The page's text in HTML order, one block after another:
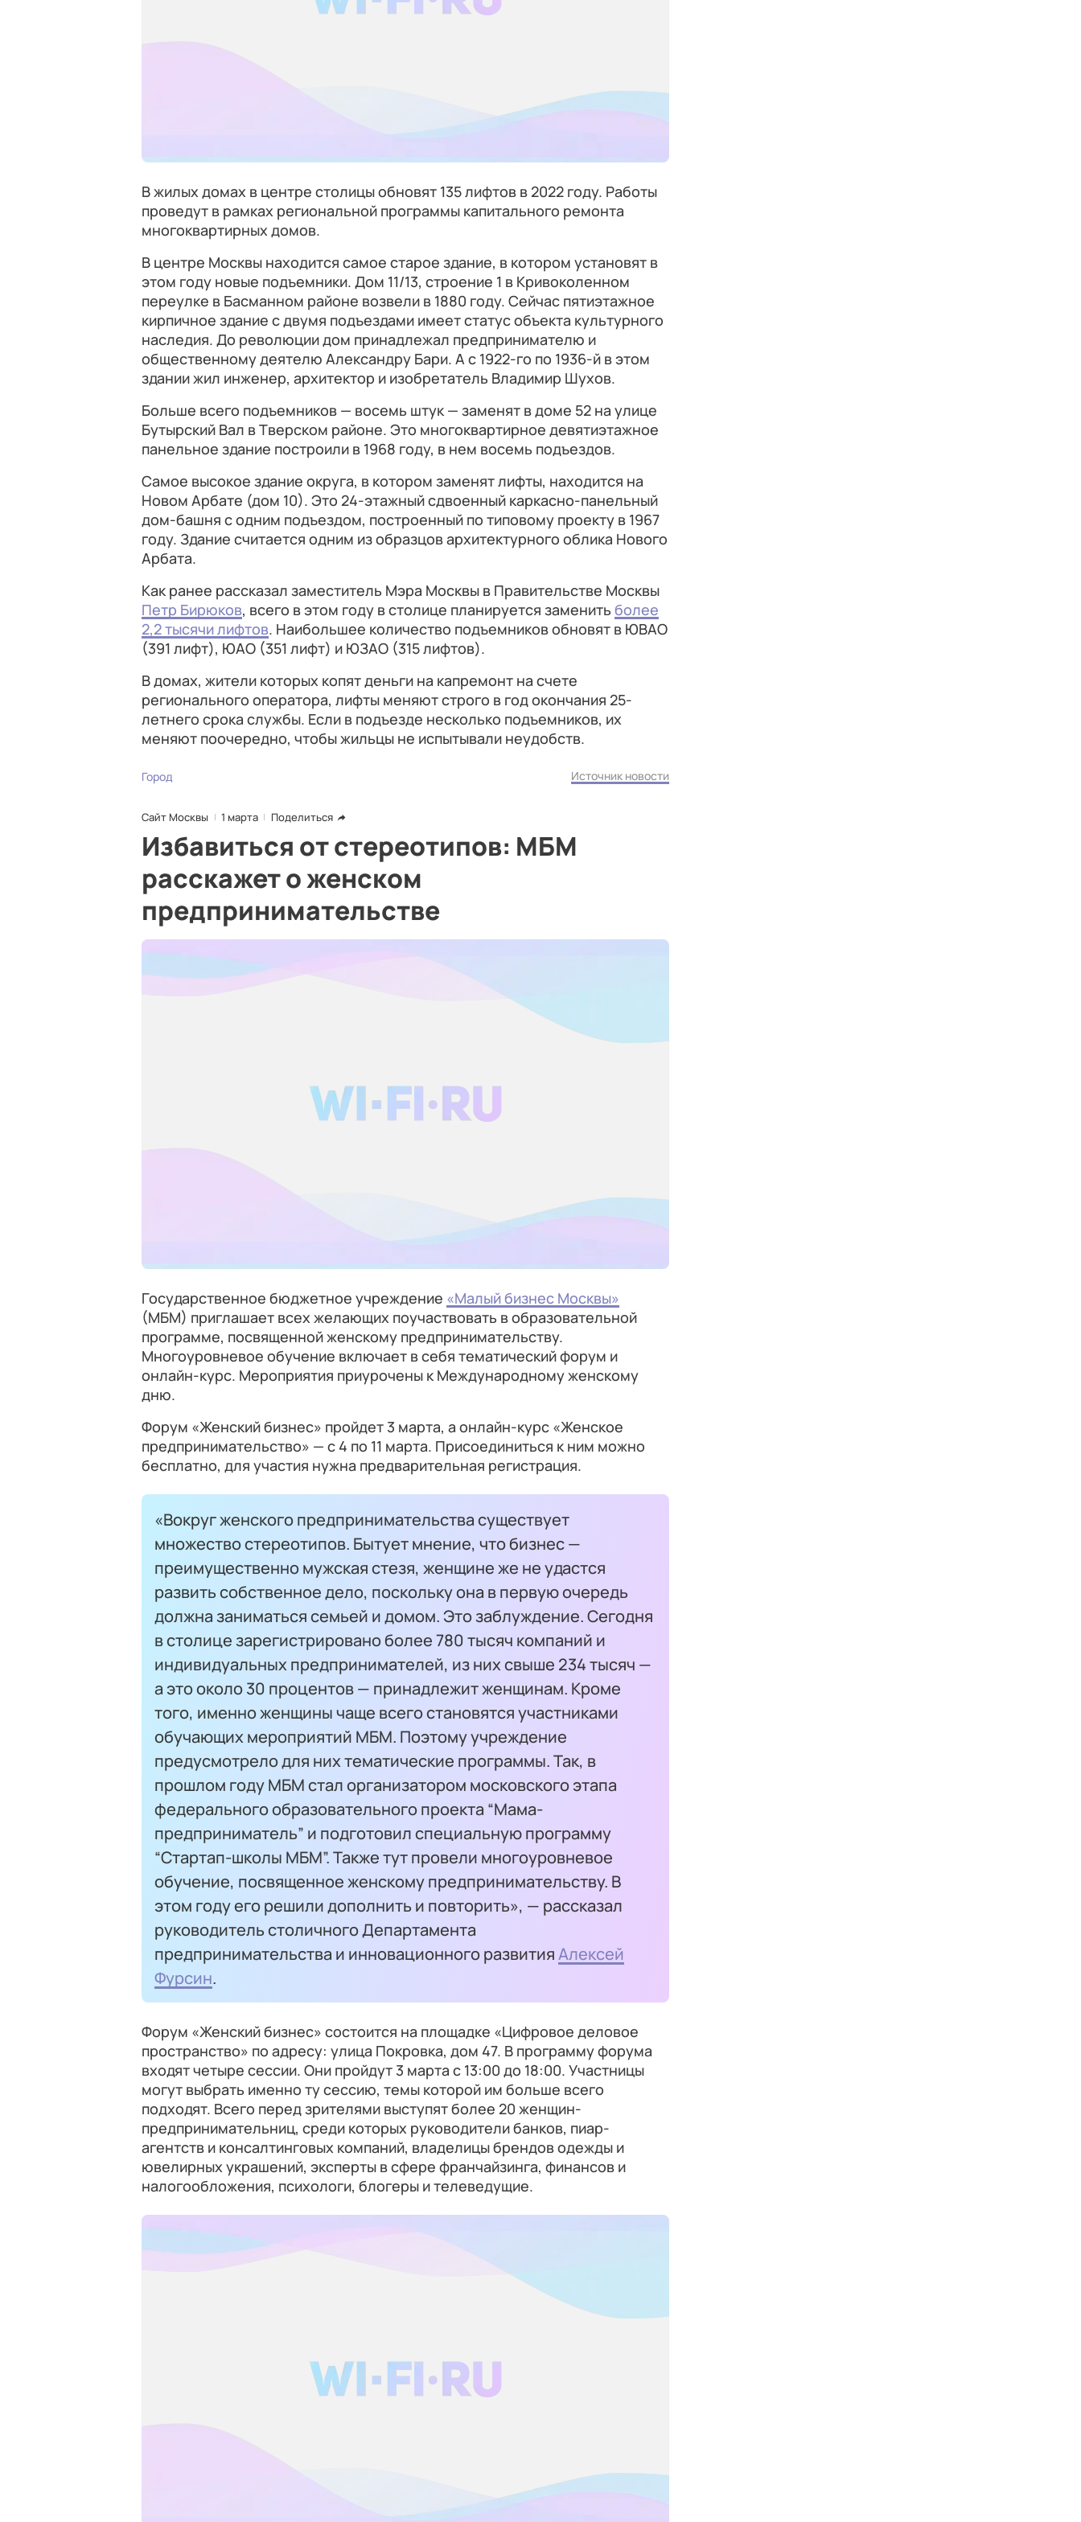
В жилых домах в центре столицы обновят 135 лифтов в 2022 году. Работы
проведут в рамках региональной программы капитального ремонта
многоквартирных домов.
В центре Москвы находится самое старое здание, в котором установят в
этом году новые подъемники. Дом 11/13, строение 1 в Кривоколенном
переулке в Басманном районе возвели в 1880 году. Сейчас пятиэтажное
кирпичное здание с двумя подъездами имеет статус объекта культурного
наследия. До революции дом принадлежал предпринимателю и
общественному деятелю Александру Бари. А с 1922-го по 1936-й в этом
здании жил инженер, архитектор и изобретатель Владимир Шухов.
Больше всего подъемников — восемь штук — заменят в доме 52 на улице
Бутырский Вал в Тверском районе. Это многоквартирное девятиэтажное
панельное здание построили в 1968 году, в нем восемь подъездов.
Самое высокое здание округа, в котором заменят лифты, находится на
Новом Арбате (дом 10). Это 24-этажный сдвоенный каркасно-панельный
дом-башня с одним подъездом, построенный по типовому проекту в 1967
году. Здание считается одним из образцов архитектурного облика Нового
Арбата.
Как ранее рассказал заместитель Мэра Москвы в Правительстве Москвы
Петр Бирюков, всего в этом году в столице планируется заменить более
2,2 тысячи лифтов. Наибольшее количество подъемников обновят в ЮВАО
(391 лифт), ЮАО (351 лифт) и ЮЗАО (315 лифтов).
В домах, жители которых копят деньги на капремонт на счете
регионального оператора, лифты меняют строго в год окончания 25-
летнего срока службы. Если в подъезде несколько подъемников, их
меняют поочередно, чтобы жильцы не испытывали неудобств.
Город Источник новости
Сайт Москвы 1 марта Поделиться
Избавиться от стереотипов: МБМ
расскажет о женском
предпринимательстве
Государственное бюджетное учреждение «Малый бизнес Москвы»
(МБМ) приглашает всех желающих поучаствовать в образовательной
программе, посвященной женскому предпринимательству.
Многоуровневое обучение включает в себя тематический форум и
онлайн-курс. Мероприятия приурочены к Международному женскому
дню.
Форум «Женский бизнес» пройдет 3 марта, а онлайн-курс «Женское
предпринимательство» — с 4 по 11 марта. Присоединиться к ним можно
бесплатно, для участия нужна предварительная регистрация.
«Вокруг женского предпринимательства существует
множество стереотипов. Бытует мнение, что бизнес —
преимущественно мужская стезя, женщине же не удастся
развить собственное дело, поскольку она в первую очередь
должна заниматься семьей и домом. Это заблуждение. Сегодня
в столице зарегистрировано более 780 тысяч компаний и
индивидуальных предпринимателей, из них свыше 234 тысяч —
а это около 30 процентов — принадлежит женщинам. Кроме
того, именно женщины чаще всего становятся участниками
обучающих мероприятий МБМ. Поэтому учреждение
предусмотрело для них тематические программы. Так, в
прошлом году МБМ стал организатором московского этапа
федерального образовательного проекта “Мама-
предприниматель” и подготовил специальную программу
“Стартап-школы МБМ”. Также тут провели многоуровневое
обучение, посвященное женскому предпринимательству. В
этом году его решили дополнить и повторить», — рассказал
руководитель столичного Департамента
предпринимательства и инновационного развитияАлексей
Фурсин.
Форум «Женский бизнес» состоится на площадке «Цифровое деловое
пространство» по адресу: улица Покровка, дом 47. В программу форума
входят четыре сессии. Они пройдут 3 марта с 13:00 до 18:00. Участницы
могут выбрать именно ту сессию, темы которой им больше всего
подходят. Всего перед зрителями выступят более 20 женщин-
предпринимательниц, среди которых руководители банков, пиар-
агентств и консалтинговых компаний, владелицы брендов одежды и
ювелирных украшений, эксперты в сфере франчайзинга, финансов и
налогообложения, психологи, блогеры и телеведущие.